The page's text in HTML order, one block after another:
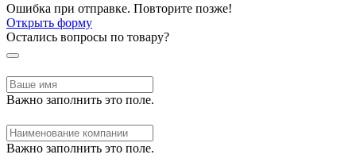
Ошибка при отправке. Повторите позже!
Открыть форму
Остались вопросы по товару?
Важно заполнить это поле.
Важно заполнить это поле.